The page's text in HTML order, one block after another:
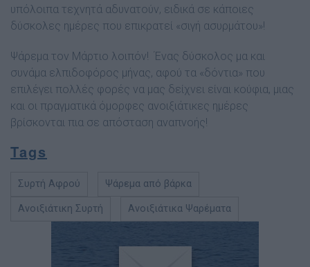
υπόλοιπα τεχνητά αδυνατούν, ειδικά σε κάποιες
δύσκολες ηµέρες που επικρατεί «σιγή ασυρµάτου»!
Ψάρεμα τον Μάρτιο λοιπόν! Ένας δύσκολος µα και
συνάµα ελπιδοφόρος µήνας, αφού τα «δόντια» που
επιλέγει πολλές φορές να µας δείχνει είναι κούφια, µιας
και οι πραγµατικά όµορφες ανοιξιάτικες ηµέρες
βρίσκονται πια σε απόσταση αναπνοής!
Tags
Συρτή Αφρού Ψάρεμα από βάρκα
Ανοιξιάτικη Συρτή Ανοιξιάτικα Ψαρέματα